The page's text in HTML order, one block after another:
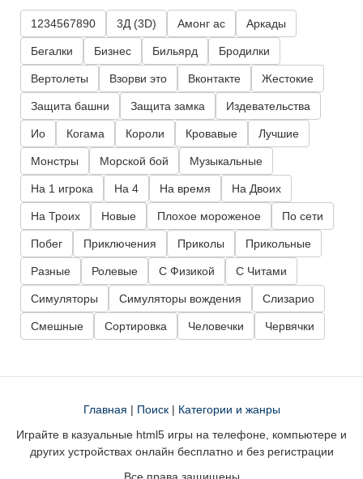
1234567890 3Д (3D) Амонг ас Аркады
Бегалки Бизнес Бильярд Бродилки
Вертолеты Взорви это Вконтакте Жестокие
Защита башни Защита замка Издевательства
Ио Когама Короли Кровавые Лучшие
Монстры Морской бой Музыкальные
На 1 игрока На 4 На время На Двоих
На Троих Новые Плохое мороженое По сети
Побег Приключения Приколы Прикольные
Разные Ролевые С Физикой С Читами
Симуляторы Симуляторы вождения Слизарио
Смешные Сортировка Человечки Червячки
Главная | Поиск| Категории и жанры
Играйте в казуальные html5 игры на телефоне, компьютере и
других устройствах онлайн бесплатно и без регистрации